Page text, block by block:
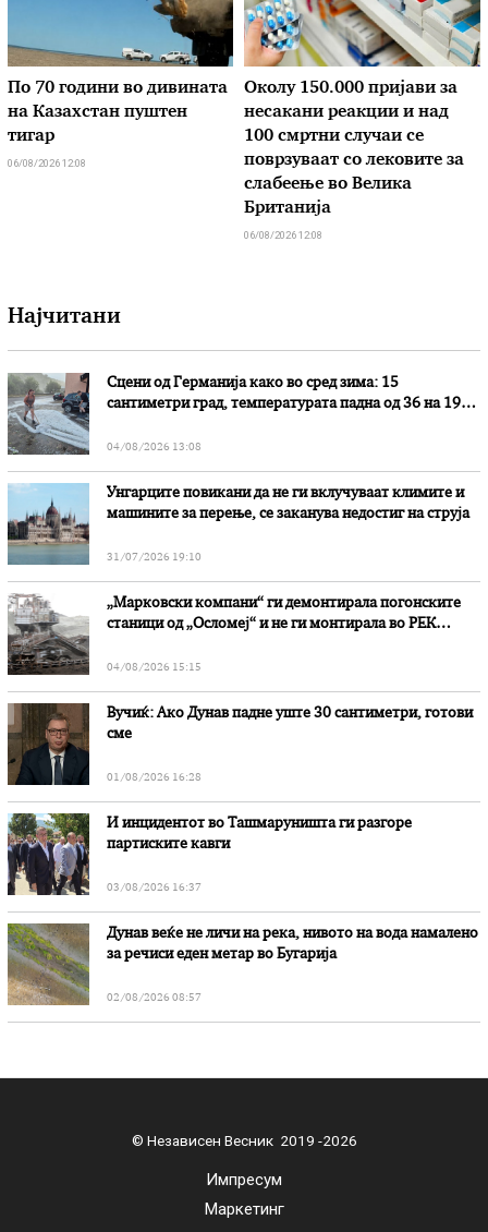
По 70 години во дивината
на Казахстан пуштен
тигар
06/08/2026 12:08
Околу 150.000 пријави за
несакани реакции и над
100 смртни случаи се
поврзуваат со лековите за
слабеење во Велика
Британија
06/08/2026 12:08
Најчитани
Сцени од Германија како во сред зима: 15
сантиметри град, температурата падна од 36 на 19
04/08/2026 13:08
Унгарците повикани да не ги вклучуваат климите и
машините за перење, се заканува недостиг на струја
31/07/2026 19:10
„Марковски компани“ ги демонтирала погонските
станици од „Осломеј“ и не ги монтирала во РЕК
04/08/2026 15:15
Вучиќ: Ако Дунав падне уште 30 сантиметри, готови
сме
01/08/2026 16:28
И инцидентот во Ташмаруништa ги разгоре
партиските кавги
03/08/2026 16:37
Дунав веќе не личи на река, нивото на вода намалено
за речиси еден метар во Бугарија
02/08/2026 08:57
© Независен Весник 2019 -2026
Импресум
Маркетинг